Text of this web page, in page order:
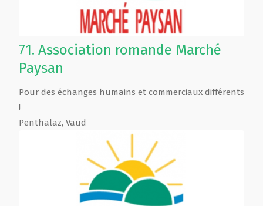
71. Association romande Marché
Paysan
Pour des échanges humains et commerciaux différents
!
Penthalaz, Vaud